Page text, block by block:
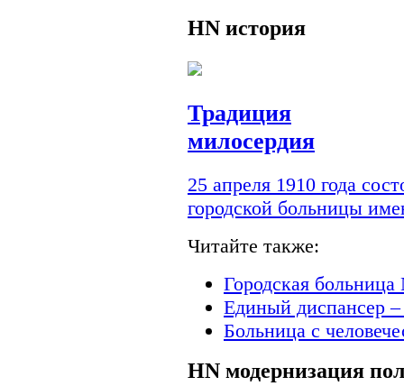
HN история
Традиция
милосердия
25 апреля 1910 года
городской больницы
Читайте также:
Городская
Единый диспансер
Больница с
HN модернизация